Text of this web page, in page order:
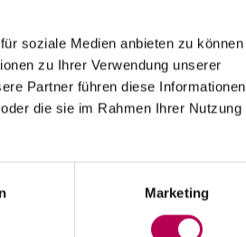
soziale Medien anbieten zu können
zu Ihrer Verwendung unserer
Partner führen diese Informationen
die sie im Rahmen Ihrer Nutzung
Marketing